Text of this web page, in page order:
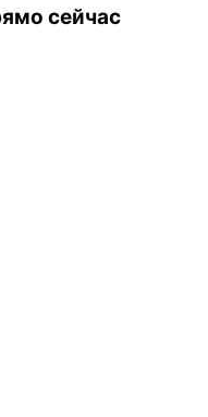
сейчас